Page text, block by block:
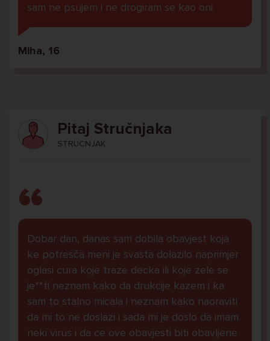
sam ne psujem i ne drogiram se kao oni.
Miha, 16
Pitaj Stručnjaka
STRUCNJAK
Dobar dan, danas sam dobila obavjest koja
ke potresča meni je svasta dolazilo naprimjer
oglasi cura koje traze decka ili koje zele se
je**ti neznam kako da drukcije kazem i ka
sam to stalno micala i neznam kako naoraviti
da mi to ne doslazi i sada mi je doslo da imam
neki virus i da ce ove obavjesti biti obavljene